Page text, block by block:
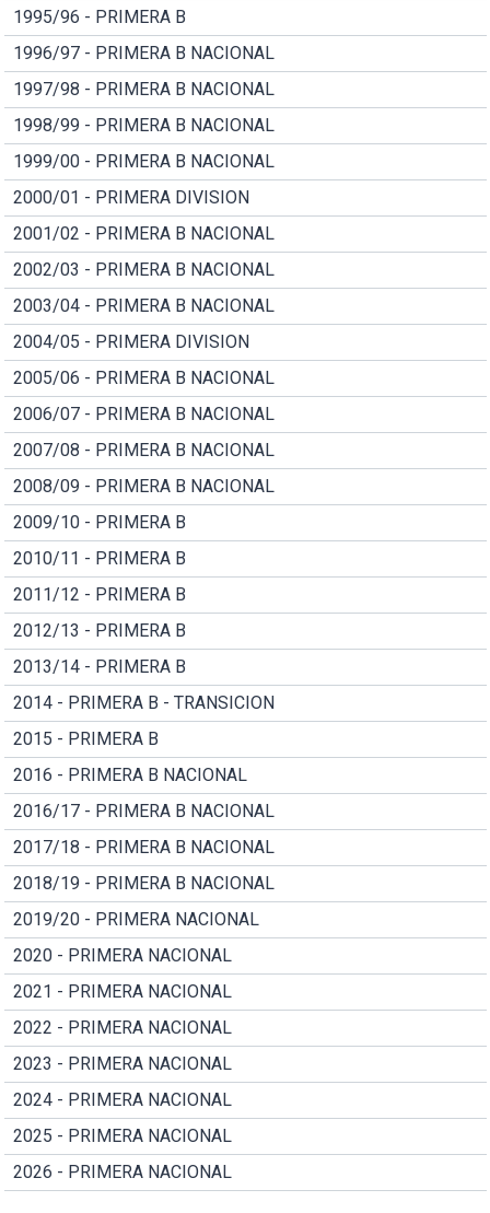
1995/96 - PRIMERA B
1996/97 - PRIMERA B NACIONAL
1997/98 - PRIMERA B NACIONAL
1998/99 - PRIMERA B NACIONAL
1999/00 - PRIMERA B NACIONAL
2000/01 - PRIMERA DIVISION
2001/02 - PRIMERA B NACIONAL
2002/03 - PRIMERA B NACIONAL
2003/04 - PRIMERA B NACIONAL
2004/05 - PRIMERA DIVISION
2005/06 - PRIMERA B NACIONAL
2006/07 - PRIMERA B NACIONAL
2007/08 - PRIMERA B NACIONAL
2008/09 - PRIMERA B NACIONAL
2009/10 - PRIMERA B
2010/11 - PRIMERA B
2011/12 - PRIMERA B
2012/13 - PRIMERA B
2013/14 - PRIMERA B
2014 - PRIMERA B - TRANSICION
2015 - PRIMERA B
2016 - PRIMERA B NACIONAL
2016/17 - PRIMERA B NACIONAL
2017/18 - PRIMERA B NACIONAL
2018/19 - PRIMERA B NACIONAL
2019/20 - PRIMERA NACIONAL
2020 - PRIMERA NACIONAL
2021 - PRIMERA NACIONAL
2022 - PRIMERA NACIONAL
2023 - PRIMERA NACIONAL
2024 - PRIMERA NACIONAL
2025 - PRIMERA NACIONAL
2026 - PRIMERA NACIONAL